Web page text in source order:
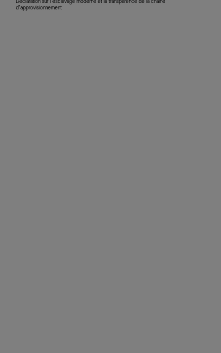
Déclaration sur l’esclavage moderne et la transparence de la chaîne
d’approvisionnement